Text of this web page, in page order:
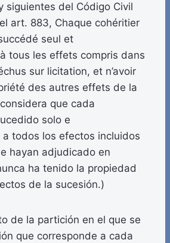
siguientes del Código Civil
art. 883, Chaque cohéritier
seul et
tous les effets compris dans
sur licitation, et n’avoir
des autres effets de la
que cada
solo e
todos los efectos incluidos
hayan adjudicado en
ha tenido la propiedad
de la sucesión.)
de la partición en el que se
que corresponde a cada